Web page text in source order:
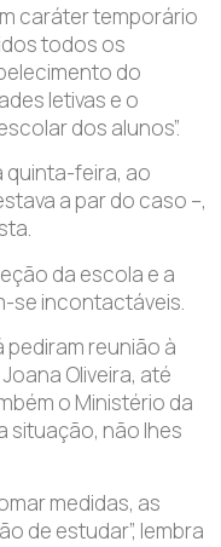
caráter temporário
todos os
do
letivas e o
dos alunos”.
quinta-feira, ao
a par do caso –,
da escola e a
se incontactáveis.
reunião à
Oliveira, até
o Ministério da
situação, não lhes
medidas, as
de estudar”, lembra